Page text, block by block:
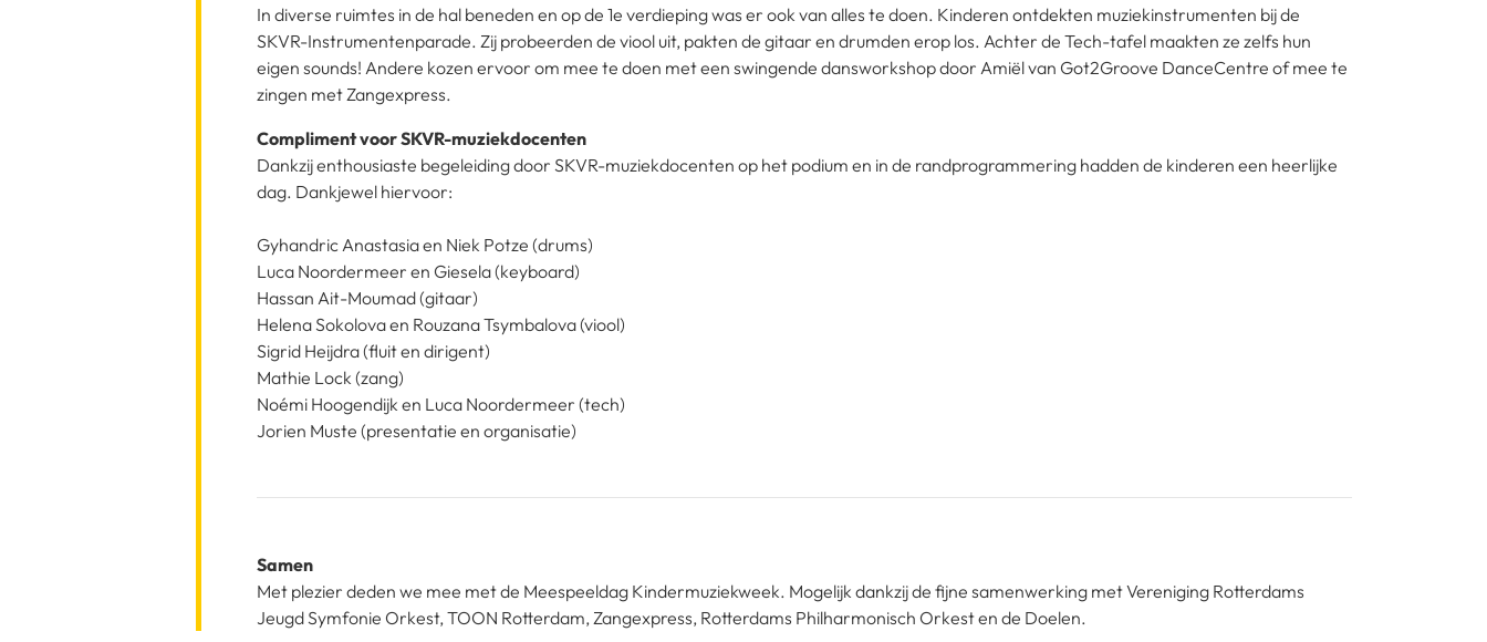
In diverse ruimtes in de hal beneden en op de 1e verdieping was er ook van alles te doen. Kinderen ontdekten muziekinstrumenten bij de
SKVR-Instrumentenparade. Zij probeerden de viool uit, pakten de gitaar en drumden erop los. Achter de Tech-tafel maakten ze zelfs hun
eigen sounds! Andere kozen ervoor om mee te doen met een swingende dansworkshop door Amiël van Got2Groove DanceCentre of mee te
zingen met Zangexpress.
Compliment voor SKVR-muziekdocenten
Dankzij enthousiaste begeleiding door SKVR-muziekdocenten op het podium en in de randprogrammering hadden de kinderen een heerlijke
dag. Dankjewel hiervoor:
Gyhandric Anastasia en Niek Potze (drums)
Luca Noordermeer en Giesela (keyboard)
Hassan Ait-Moumad (gitaar)
Helena Sokolova en Rouzana Tsymbalova (viool)
Sigrid Heijdra (fluit en dirigent)
Mathie Lock (zang)
Noémi Hoogendijk en Luca Noordermeer (tech)
Jorien Muste (presentatie en organisatie)
Samen
Met plezier deden we mee met de Meespeeldag Kindermuziekweek. Mogelijk dankzij de fijne samenwerking met Vereniging Rotterdams
Jeugd Symfonie Orkest, TOON Rotterdam, Zangexpress, Rotterdams Philharmonisch Orkest en de Doelen.